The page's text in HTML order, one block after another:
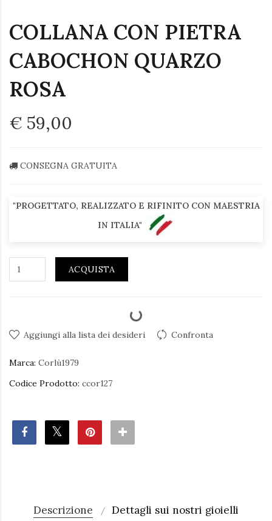
COLLANA CON PIETRA
CABOCHON QUARZO
ROSA
€ 59,00
CONSEGNA GRATUITA
"PROGETTATO, REALIZZATO E RIFINITO CON MAESTRIA
IN ITALIA"
ACQUISTA
Aggiungi alla lista dei desideri Confronta
Marca: Corlù1979
Codice Prodotto: ccor127
Descrizione Dettagli sui nostri gioielli